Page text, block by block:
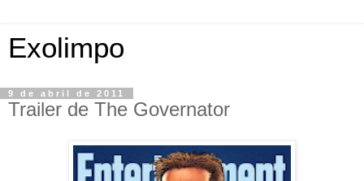
Exolimpo
9 de abril de 2011
Trailer de The Governator